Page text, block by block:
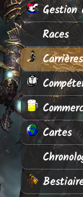
Gestion
Races
Carrières
Cartes